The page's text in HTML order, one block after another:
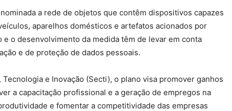
a rede de objetos que contêm dispositivos capazes
aparelhos domésticos e artefatos acionados por
o desenvolvimento da medida têm de levar em conta
e de proteção de dados pessoais.
e Inovação (Secti), o plano visa promover ganhos
a capacitação profissional e a geração de empregos na
e fomentar a competitividade das empresas